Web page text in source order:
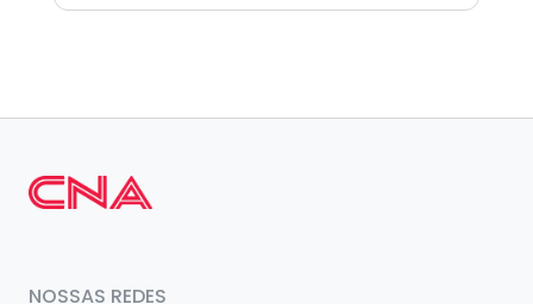
NOSSAS REDES